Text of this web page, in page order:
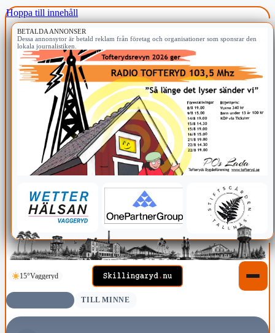
Hoppa till innehåll
BETALDA ANNONSER
Dessa annonsytor är betald reklam från företag och organisationer som sponsrar den
lokala journalistiken.
15°Vaggeryd
TILL MINNE